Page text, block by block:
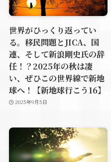
世界がひっくり返ってい
る。移民問題とJICA、国
連、そして新浪剛史氏の辞
任！？2025年の秋は凄
い、ぜひこの世界線で新地
球へ！【新地球行こう16】
2025年9月5日